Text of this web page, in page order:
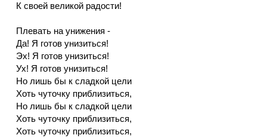
К своей великой радости!
Плевать на унижения -
Да! Я готов унизиться!
Эх! Я готов унизиться!
Ух! Я готов унизиться!
Но лишь бы к сладкой цели
Хоть чуточку приблизиться,
Но лишь бы к сладкой цели
Хоть чуточку приблизиться,
Хоть чуточку приблизиться,